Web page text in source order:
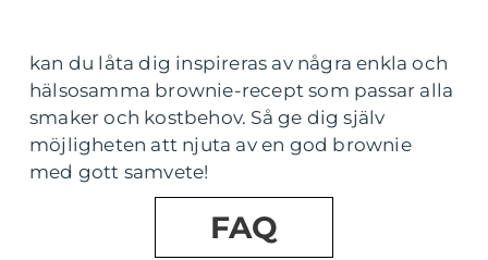
kan du låta dig inspireras av några enkla och
hälsosamma brownie-recept som passar alla
smaker och kostbehov. Så ge dig själv
möjligheten att njuta av en god brownie
med gott samvete!
FAQ